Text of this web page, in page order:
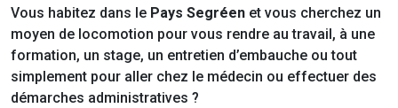
Vous habitez dans le Pays Segréen et vous cherchez un
moyen de locomotion pour vous rendre au travail, à une
formation, un stage, un entretien d’embauche ou tout
simplement pour aller chez le médecin ou effectuer des
démarches administratives ?